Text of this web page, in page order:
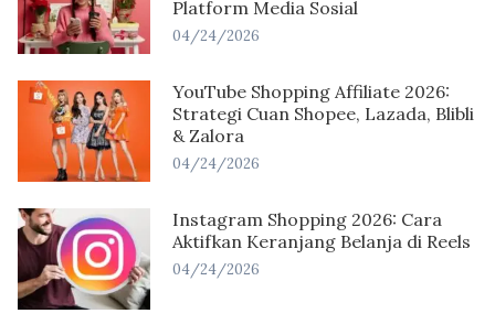
Platform Media Sosial
04/24/2026
YouTube Shopping Affiliate 2026:
Strategi Cuan Shopee, Lazada, Blibli
& Zalora
04/24/2026
Instagram Shopping 2026: Cara
Aktifkan Keranjang Belanja di Reels
04/24/2026